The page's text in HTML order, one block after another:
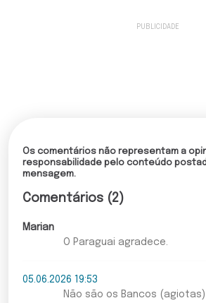
Os comentários não representam a
responsabilidade pelo conteúdo
mensagem.
Comentários (2)
Marian
O Paraguai agradece.
05.06.2026 19:53
Não são os Bancos